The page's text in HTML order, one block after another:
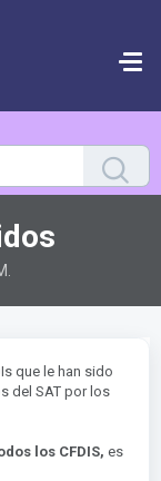
que le han sido
del SAT por los
los CFDIS, es